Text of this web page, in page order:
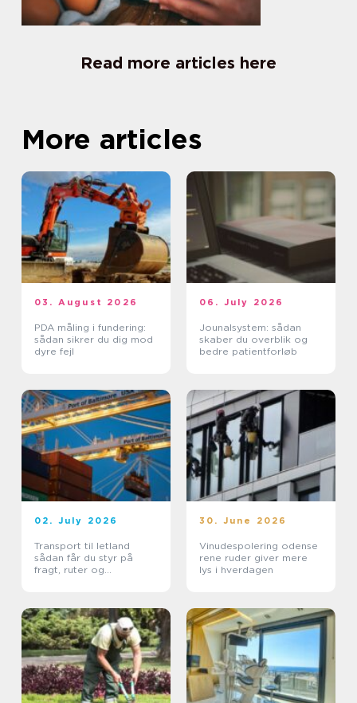
Read more articles here
More articles
03. August 2026
PDA måling i fundering:
sådan sikrer du dig mod
dyre fejl
06. July 2026
Jounalsystem: sådan
skaber du overblik og
bedre patientforløb
02. July 2026
Transport til letland
sådan får du styr på
fragt, ruter og
30. June 2026
Vinudespolering odense
rene ruder giver mere
lys i hverdagen